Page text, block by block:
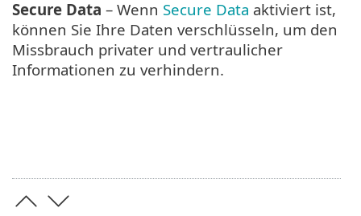
Secure Data – Wenn Secure Data aktiviert ist,
können Sie Ihre Daten verschlüsseln, um den
Missbrauch privater und vertraulicher
Informationen zu verhindern.